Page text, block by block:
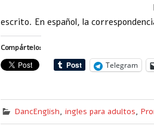
escrito. En español, la
Compártelo:
Telegram
DancEnglish, ingles para adultos,